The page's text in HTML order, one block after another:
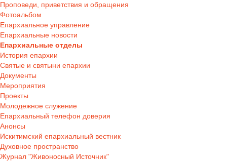
Проповеди, приветствия и обращения
Фотоальбом
Епархиальное управление
Епархиальные новости
Епархиальные отделы
История епархии
Святые и святыни епархии
Документы
Мероприятия
Проекты
Молодежное служение
Епархиальный телефон доверия
Анонсы
Искитимский епархиальный вестник
Духовное пространство
Журнал "Живоносный Источник"